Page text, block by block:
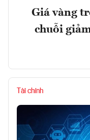
Giá vàng
chuỗi
Tài chính